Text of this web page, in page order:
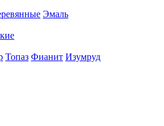
Эмаль
Топаз Фианит Изумруд